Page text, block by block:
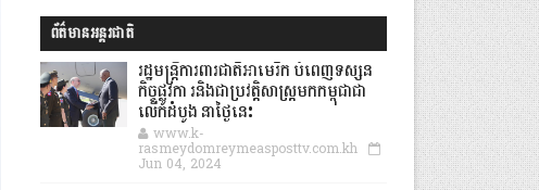
ព័ត៌មានអន្តរជាតិ
រដ្ឋមន្រ្តីការពារជាតិអាមេរិក បំពេញទស្សន
កិច្ចផ្លូវកា រនិងជាប្រវត្តិសាស្រ្តមកកម្ពុជាជា
លើកដំបូង នាថ្ងៃនេះ
www.k-
rasmeydomreymeasposttv.com.kh
Jun 04, 2024